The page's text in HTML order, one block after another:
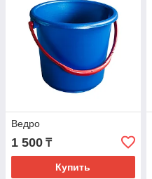
Ведро
1 500 ₸
Купить